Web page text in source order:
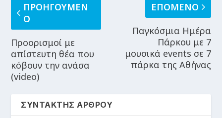
ΠΡΟΗΓΟΥΜΕΝ
Ο
Προορισμοί με
απίστευτη θέα που
κόβουν την ανάσα
(video)
ΕΠΟΜΕΝΟ
Παγκόσμια Ημέρα
Πάρκου με 7
μουσικά events σε 7
πάρκα της Αθήνας
ΣΥΝΤΑΚΤΗΣ ΑΡΘΡΟΥ